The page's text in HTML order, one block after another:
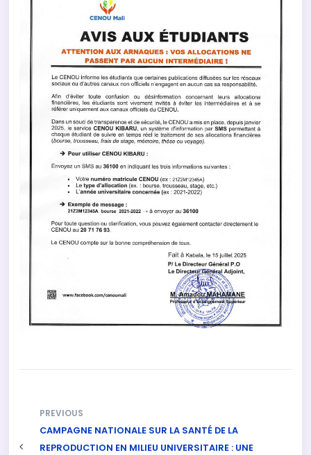
PREVIOUS
CAMPAGNE NATIONALE SUR LA SANTÉ DE LA
REPRODUCTION EN MILIEU UNIVERSITAIRE : UNE